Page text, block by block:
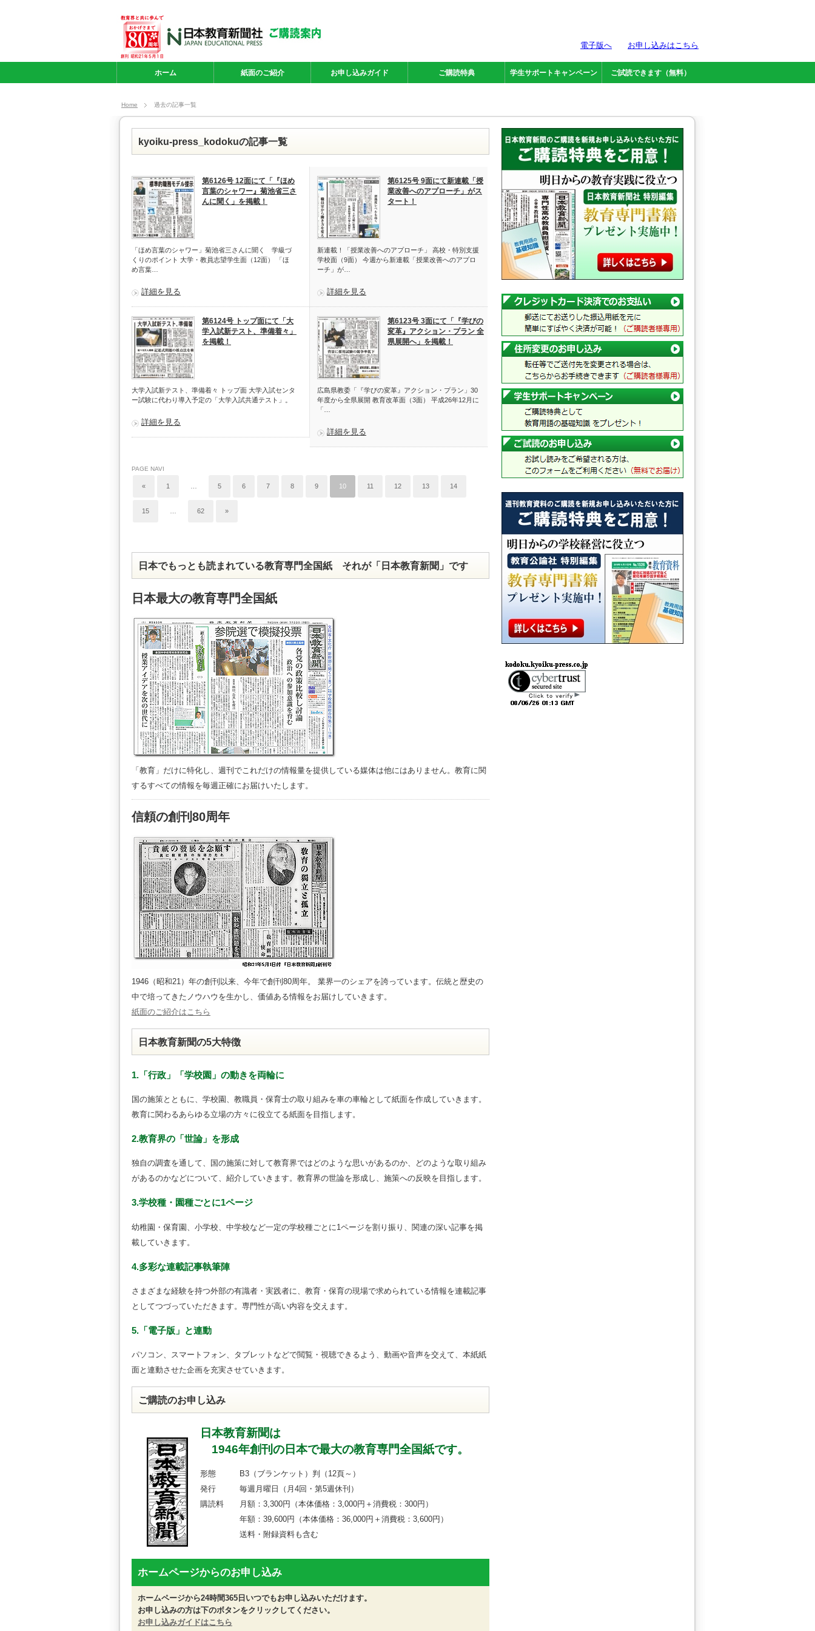
ホーム 紙面のご紹介 お申し込みガイド ご購読特典 学生サポートキャンペーン ご試読できます（無料）
電子版へ お申し込みはこちら
Home 過去の記事一覧
kyoiku-press_kodokuの記事一覧
第6126号 12面にて「『ほめ
言葉のシャワー』菊池省三さ
んに聞く」を掲載！
「ほめ言葉のシャワー」菊池省三さんに聞く 学級づ
くりのポイント 大学・教員志望学生面（12面） 「ほ
め言葉…
詳細を見る
第6125号 9面にて新連載「授
業改善へのアプローチ」がス
タート！
新連載！「授業改善へのアプローチ」 高校・特別支援
学校面（9面） 今週から新連載「授業改善へのアプロ
ーチ」が…
詳細を見る
第6124号 トップ面にて「大
学入試新テスト、準備着々」
を掲載！
大学入試新テスト、準備着々 トップ面 大学入試センタ
ー試験に代わり導入予定の「大学入試共通テスト」。
詳細を見る
第6123号 3面にて「『学びの
変革』アクション・プラン 全
県展開へ」を掲載！
広島県教委「『学びの変革』アクション・プラン」30
年度から全県展開 教育改革面（3面） 平成26年12月に
「…
詳細を見る
PAGE NAVI
« 1 5 6 7 8 9 10 11 12 13 14
15 62 »
日本でもっとも読まれている教育専門全国紙 それが「日本教育新聞」です
日本最大の教育専門全国紙
「教育」だけに特化し、週刊でこれだけの情報量を提供している媒体は他にはありません。教育に関
するすべての情報を毎週正確にお届けいたします。
信頼の創刊80周年
1946（昭和21）年の創刊以来、今年で創刊80周年。 業界一のシェアを誇っています。伝統と歴史の
中で培ってきたノウハウを生かし、価値ある情報をお届けしていきます。
紙面のご紹介はこちら
日本教育新聞の5大特徴
1.「行政」「学校園」の動きを両輪に
国の施策とともに、学校園、教職員・保育士の取り組みを車の車輪として紙面を作成していきます。
教育に関わるあらゆる立場の方々に役立てる紙面を目指します。
2.教育界の「世論」を形成
独自の調査を通して、国の施策に対して教育界ではどのような思いがあるのか、どのような取り組み
があるのかなどについて、紹介していきます。教育界の世論を形成し、施策への反映を目指します。
3.学校種・園種ごとに1ページ
幼稚園・保育園、小学校、中学校など一定の学校種ごとに1ページを割り振り、関連の深い記事を掲
載していきます。
4.多彩な連載記事執筆陣
さまざまな経験を持つ外部の有識者・実践者に、教育・保育の現場で求められている情報を連載記事
としてつづっていただきます。専門性が高い内容を交えます。
5.「電子版」と連動
パソコン、スマートフォン、タブレットなどで閲覧・視聴できるよう、動画や音声を交えて、本紙紙
面と連動させた企画を充実させていきます。
ご購読のお申し込み
日本教育新聞は
1946年創刊の日本で最大の教育専門全国紙です。
形態 B3（ブランケット）判（12頁～）
発行 毎週月曜日（月4回・第5週休刊）
購読料 月額：3,300円（本体価格：3,000円＋消費税：300円）
年額：39,600円（本体価格：36,000円＋消費税：3,600円）
送料・附録資料も含む
ホームページからのお申し込み
ホームページから24時間365日いつでもお申し込みいただけます。
お申し込みの方は下のボタンをクリックしてください。
お申し込みガイドはこちら